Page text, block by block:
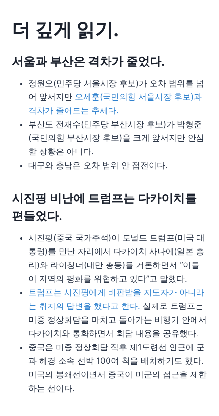
더 깊게 읽기.
서울과 부산은 격차가 줄었다.
정원오(민주당 서울시장 후보)가 오차 범위를 넘
어 앞서지만 오세훈(국민의힘 서울시장 후보)과
격차가 줄어드는 추세다.
부산도 전재수(민주당 부산시장 후보)가 박형준
(국민의힘 부산시장 후보)을 크게 앞서지만 안심
할 상황은 아니다.
대구와 충남은 오차 범위 안 접전이다.
시진핑 비난에 트럼프는 다카이치를
편들었다.
시진핑(중국 국가주석)이 도널드 트럼프(미국 대
통령)를 만난 자리에서 다카이치 사나에(일본 총
리)와 라이칭더(대만 총통)를 거론하면서 “이들
이 지역의 평화를 위협하고 있다”고 말했다.
트럼프는 시진핑에게 비판받을 지도자가 아니라
는 취지의 답변을 했다고 한다. 실제로 트럼프는
미중 정상회담을 마치고 돌아가는 비행기 안에서
다카이치와 통화하면서 회담 내용을 공유했다.
중국은 미중 정상회담 직후 제1도련선 인근에 군
과 해경 소속 선박 100여 척을 배치하기도 했다.
미국의 봉쇄선이면서 중국이 미군의 접근을 제한
하는 선이다.